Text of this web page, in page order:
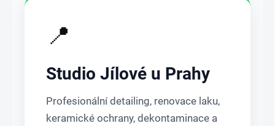
📍
Studio Jílové u Prahy
Profesionální detailing, renovace laku,
keramické ochrany, dekontaminace a